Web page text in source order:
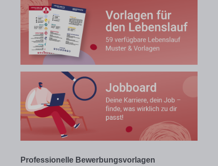
Professionelle Bewerbungsvorlagen